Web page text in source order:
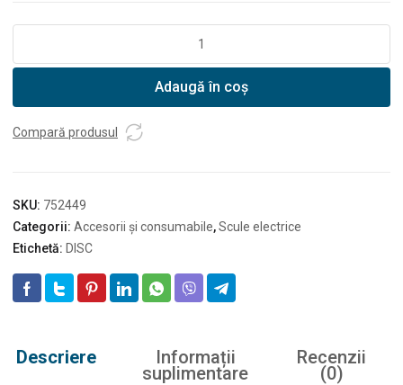
circular
216X30
Adaugă în coș
Compară produsul
SKU: 752449
Categorii: Accesorii și consumabile,Scule electrice
Etichetă: DISC
Descriere Informații
suplimentare
Recenzii
(0)